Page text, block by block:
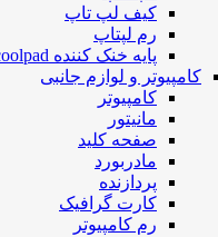
کیف لپ تاپ
رم لپتاپ
پایه خنک کننده coolpad
کامپیوتر و لوازم جانبی
کامپیوتر
مانیتور
صفحه کلید
مادربورد
پردازنده
کارت گرافیک
رم کامپیوتر